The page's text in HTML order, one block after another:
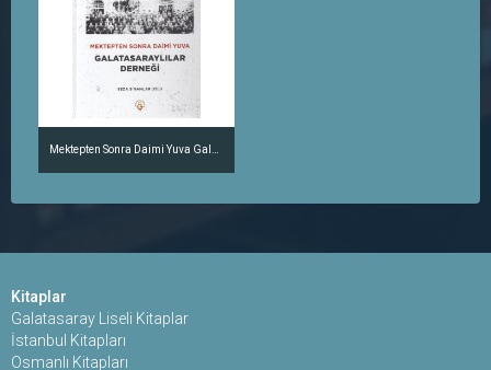
Kitaplar
Galatasaray Liseli Kitaplar
İstanbul Kitapları
Osmanlı Kitapları